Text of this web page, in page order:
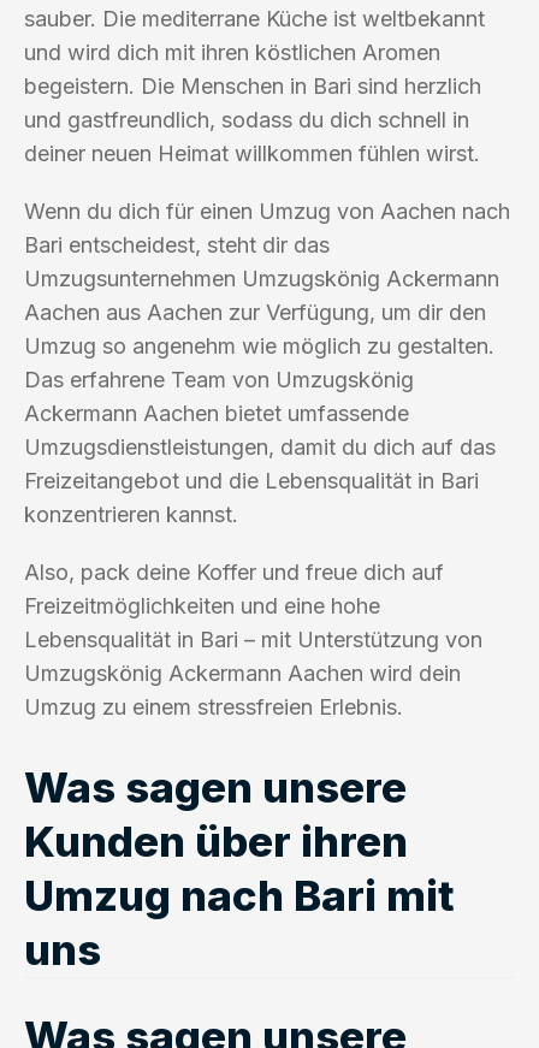
sauber. Die mediterrane Küche ist weltbekannt
und wird dich mit ihren köstlichen Aromen
begeistern. Die Menschen in Bari sind herzlich
und gastfreundlich, sodass du dich schnell in
deiner neuen Heimat willkommen fühlen wirst.
Wenn du dich für einen Umzug von Aachen nach
Bari entscheidest, steht dir das
Umzugsunternehmen Umzugskönig Ackermann
Aachen aus Aachen zur Verfügung, um dir den
Umzug so angenehm wie möglich zu gestalten.
Das erfahrene Team von Umzugskönig
Ackermann Aachen bietet umfassende
Umzugsdienstleistungen, damit du dich auf das
Freizeitangebot und die Lebensqualität in Bari
konzentrieren kannst.
Also, pack deine Koffer und freue dich auf
Freizeitmöglichkeiten und eine hohe
Lebensqualität in Bari – mit Unterstützung von
Umzugskönig Ackermann Aachen wird dein
Umzug zu einem stressfreien Erlebnis.
Was sagen unsere
Kunden über ihren
Umzug nach Bari mit
uns
Was sagen unsere